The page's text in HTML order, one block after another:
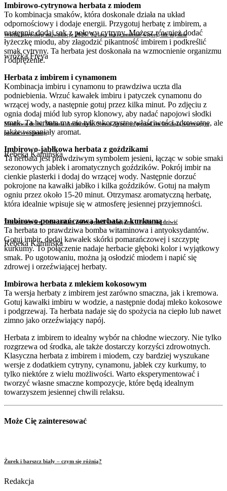
Wielki horoskop na wakacje 2026. To lato może zmienić więcej, niż myślisz
wróżka Freya
Modlitwa do św. Michała Archanioła. Słowa, które od ponad stu lat dają wierzącym
poczucie ochrony
Rebeka Kamińska
Ten kosmetyk z Hebe znika z półek przed wakacjami. Trudno się dziwić
Rebeka Kamińska
Imbirowo-cytrynowa herbata z miodem
To kombinacja smaków, która doskonale działa na układ
odpornościowy i dodaje energii. Przygotuj herbatę z imbirem, a
następnie dodaj sok z połowy cytryny. Możesz również dodać
łyżeczkę miodu, aby złagodzić pikantność imbirem i podkreślić
smak cytryny. Ta herbata jest doskonała na wzmocnienie organizmu
i odprężenie.
Herbata z imbirem i cynamonem
Kombinacja imbiru i cynamonu to prawdziwa uczta dla
podniebienia. Wrzuć kawałek imbiru i patyczek cynamonu do
wrzącej wody, a następnie gotuj przez kilka minut. Po zdjęciu z
ognia dodaj miód lub syrop klonowy, aby nadać napojowi słodki
smak. Ta herbata ma nie tylko korzystne właściwości zdrowotne, ale
także wspaniały aromat.
Imbirowo-jabłkowa herbata z goździkami
Ta herbata jest prawdziwym symbolem jesieni, łącząc w sobie smaki
sezonowych jabłek i aromatycznych goździków. Pokrój imbir na
cienkie plasterki i dodaj do wrzącej wody. Następnie dorzuć
pokrojone na kawałki jabłko i kilka goździków. Gotuj na małym
ogniu przez około 15-20 minut. Otrzymasz aromatyczną herbatę,
która idealnie wpisuje się w atmosferę jesiennej przyjemności.
Imbirowo-pomarańczowa herbata z kurkumą
Ta herbata to prawdziwa bomba witaminowa i antyoksydantów.
Gotuj imbir, dodaj kawałek skórki pomarańczowej i szczyptę
kurkumy. To połączenie nadaje herbacie głęboki kolor i wyjątkowy
smak. Po ugotowaniu, można ją osłodzić miodem i napić się
zdrowej i orzeźwiającej herbaty.
Imbirowa herbata z mlekiem kokosowym
Ta wersja herbaty z imbirem jest zarówno smaczna, jak i kremowa.
Gotuj kawałki imbiru w wodzie, a następnie dodaj mleko kokosowe
i podgrzewaj. Ta herbata nadaje się do spożycia na ciepło lub nawet
zimno jako orzeźwiający napój.
Herbata z imbirem to idealny wybór na chłodne wieczory. Nie tylko
rozgrzewa od środka, ale także dostarczy korzyści zdrowotnych.
Klasyczna herbata z imbirem i miodem, czy bardziej wyszukane
wersje z dodatkiem cytryny, cynamonu, jabłek czy kurkumy, to
tylko niektóre z wielu możliwości. Warto eksperymentować i
tworzyć własne smaczne kompozycje, które będą idealnym
towarzyszem jesiennej chwili relaksu.
Może Cię zainteresować
Żurek i barszcz biały – czym się różnią?
Redakcja